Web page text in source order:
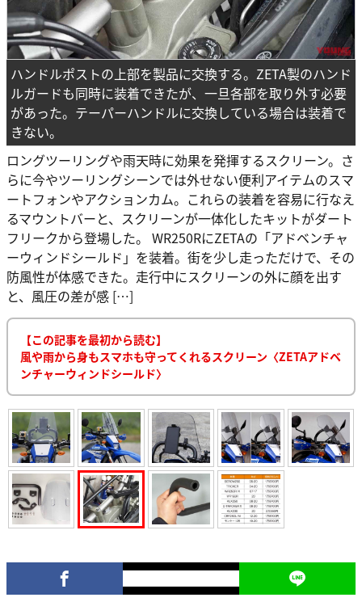
ハンドルポストの上部を製品に交換する。ZETA製のハンド
ルガードも同時に装着できたが、一旦各部を取り外す必要
があった。テーパーハンドルに交換している場合は装着で
きない。
ロングツーリングや雨天時に効果を発揮するスクリーン。さ
らに今やツーリングシーンでは外せない便利アイテムのスマ
ートフォンやアクションカム。これらの装着を容易に行なえ
るマウントバーと、スクリーンが一体化したキットがダート
フリークから登場した。 WR250RにZETAの「アドベンチャ
ーウィンドシールド」を装着。街を少し走っただけで、その
防風性が体感できた。走行中にスクリーンの外に顔を出す
と、風圧の差が感 […]
【この記事を最初から読む】
風や雨から身もスマホも守ってくれるスクリーン〈ZETAアドベ
ンチャーウィンドシールド〉